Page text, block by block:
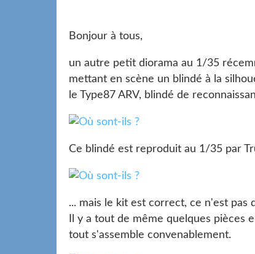
Bonjour à tous,
un autre petit diorama au 1/35
mettant en scène un blindé à la
le Type87 ARV, blindé de
Ce blindé est reproduit au 1/35 par
... mais le kit est correct, ce n'est pas
Il y a tout de même quelques
tout s'assemble convenablement.